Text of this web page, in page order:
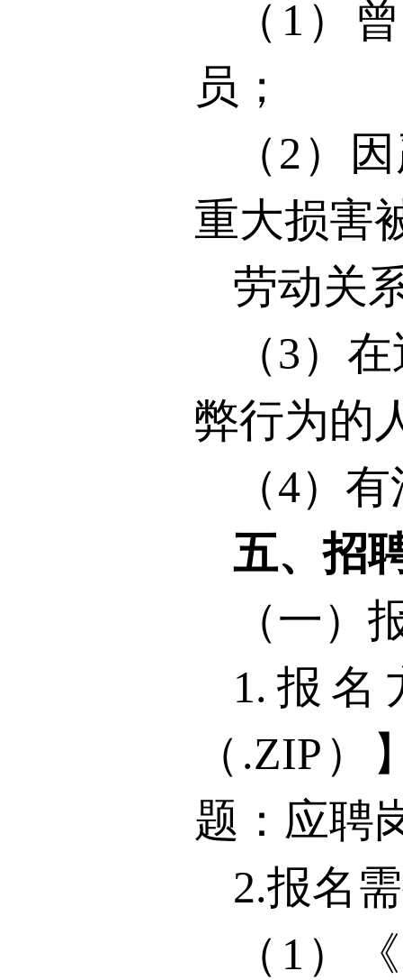
（ 1 ）
员；
（2 ）
重大损害
劳动关
（3 ）
弊行为的
（4）有
五、招
（一）
1. 报名
（ .ZIP ）
题：应聘
2.报名
（ 1 ）